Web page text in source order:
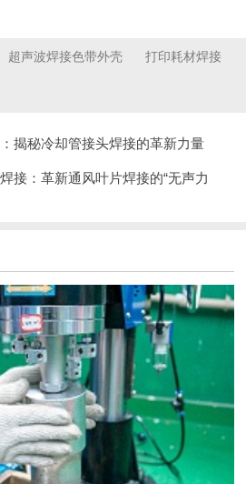
超声波焊接色带外壳 打印耗材焊接
揭秘冷却管接头焊接的革新力量
接：革新通风叶片焊接的“无声力